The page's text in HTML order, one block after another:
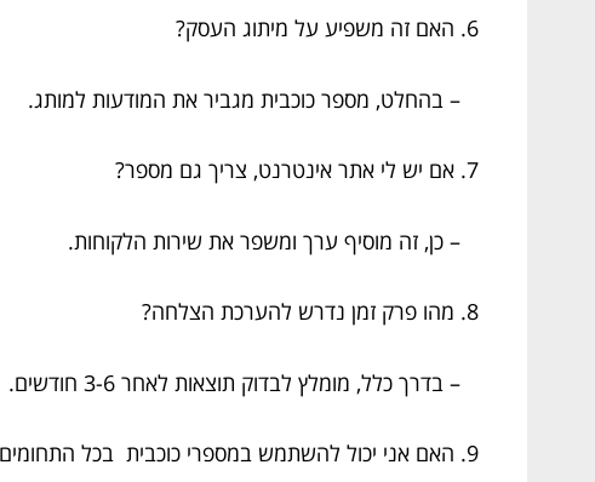
6. האם זה משפיע על מיתוג העסק?
– בהחלט, מספר כוכבית מגביר את המודעות למותג.
7. אם יש לי אתר אינטרנט, צריך גם מספר?
– כן, זה מוסיף ערך ומשפר את שירות הלקוחות.
8. מהו פרק זמן נדרש להערכת הצלחה?
– בדרך כלל, מומלץ לבדוק תוצאות לאחר 3-6 חודשים.
9. האם אני יכול להשתמש במספרי כוכבית בכל התחומים?